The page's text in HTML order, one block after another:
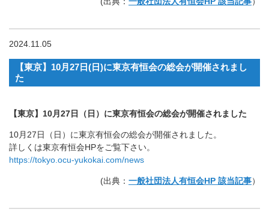
2024.11.05
【東京】10月27日(日)に東京有恒会の総会が開催されまし
た
【東京】10月27日（日）に東京有恒会の総会が開催されました
10月27日（日）に東京有恒会の総会が開催されました。
詳しくは東京有恒会HPをご覧下さい。
https://tokyo.ocu-yukokai.com/news
(出典： 一般社団法人有恒会HP 該当記事）